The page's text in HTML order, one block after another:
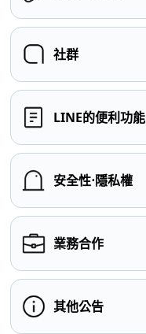
社群
LINE的便利功能
安全性⋅隱私權
業務合作
其他公告